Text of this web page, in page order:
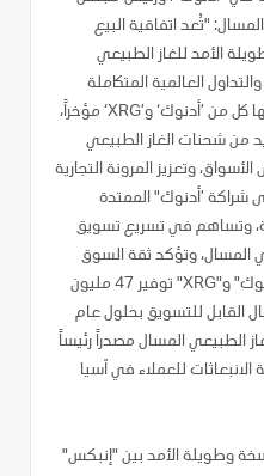
"تُعد اتفاقية البيع
الأمد للغاز الطبيعي
العالمية المتكاملة
للغاز الطبيعي المسال التي أسستها كل من ’أدنوك‘ و’XRG‘ مؤخراً،
من شحنات الغاز الطبيعي
وتعزيز المرونة التجارية
شراكة ’أدنوك" الممتدة
وتساهم في تسريع تسويق
المسال، وتؤكد ثقة السوق
في المشروع". ومع استهداف "أدنوك" و"XRG" توفير 47 مليون
القابل للتسويق بحلول عام
الطبيعي المسال مصدراً رئيساً
للعملاء في آسيا
وطويلة الأمد بين "إنبكس"